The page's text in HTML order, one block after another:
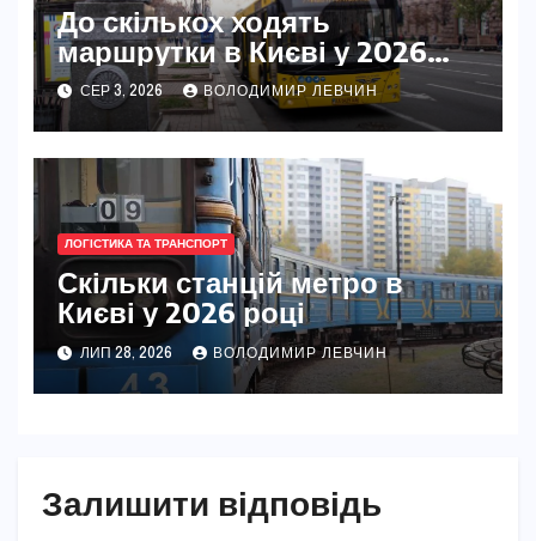
До скількох ходять
маршрутки в Києві у 2026
році
СЕР 3, 2026 ВОЛОДИМИР ЛЕВЧИН
ЛОГІСТИКА ТА ТРАНСПОРТ
Скільки станцій метро в
Києві у 2026 році
ЛИП 28, 2026 ВОЛОДИМИР ЛЕВЧИН
Залишити відповідь